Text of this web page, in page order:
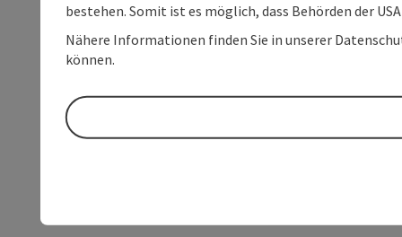
bestehen. Somit ist es möglich, dass Behörden der
Nähere Informationen finden Sie in unserer
können.